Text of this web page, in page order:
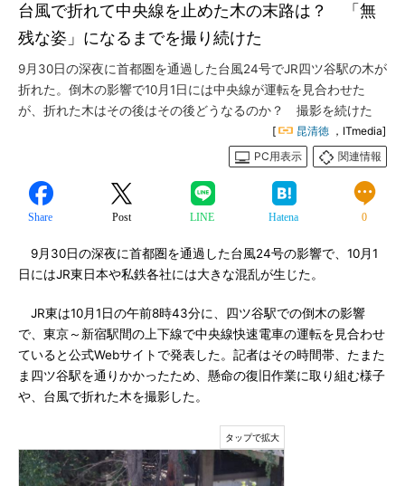
台風で折れて中央線を止めた木の末路は？ 「無
残な姿」になるまでを撮り続けた
9月30日の深夜に首都圏を通過した台風24号でJR四ツ谷駅の木が
折れた。倒木の影響で10月1日には中央線が運転を見合わせた
が、折れた木はその後はその後どうなるのか？ 撮影を続けた
[ 昆清徳 ，ITmedia]
PC用表示
関連情報
Share Post LINE Hatena 0
9月30日の深夜に首都圏を通過した台風24号の影響で、10月1
日にはJR東日本や私鉄各社には大きな混乱が生じた。
JR東は10月1日の午前8時43分に、四ツ谷駅での倒木の影響
で、東京～新宿駅間の上下線で中央線快速電車の運転を見合わせ
ていると公式Webサイトで発表した。記者はその時間帯、たまた
ま四ツ谷駅を通りかかったため、懸命の復旧作業に取り組む様子
や、台風で折れた木を撮影した。